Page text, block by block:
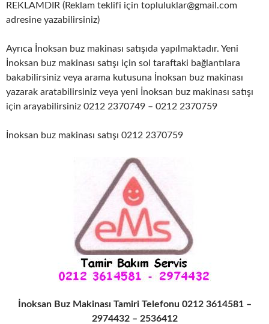
REKLAMDIR (Reklam teklifi için topluluklar@gmail.com
adresine yazabilirsiniz)
Ayrıca İnoksan buz makinası satışıda yapılmaktadır. Yeni
İnoksan buz makinası satışı için sol taraftaki bağlantılara
bakabilirsiniz veya arama kutusuna İnoksan buz makinası
yazarak aratabilirsiniz veya yeni İnoksan buz makinası satışı
için arayabilirsiniz 0212 2370749 – 0212 2370759
İnoksan buz makinası satışı 0212 2370759
İnoksan Buz Makinası Tamiri Telefonu 0212 3614581 –
2974432 – 2536412